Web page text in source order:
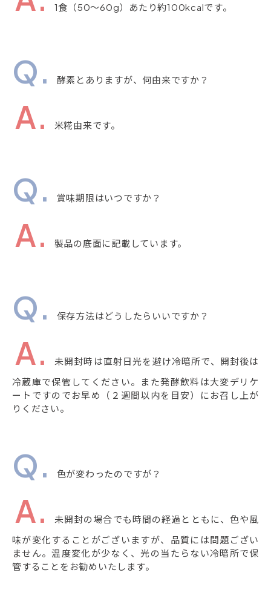
1食（50～60g）あたり約100kcalです。
酵素とありますが、何由来ですか？
米糀由来です。
賞味期限はいつですか？
製品の底面に記載しています。
保存方法はどうしたらいいですか？
未開封時は直射日光を避け冷暗所で、開封後は
冷蔵庫で保管してください。また発酵飲料は大変デリケ
ートですのでお早め（２週間以内を目安）にお召し上が
りください。
色が変わったのですが？
未開封の場合でも時間の経過とともに、色や風
味が変化することがございますが、品質には問題ござい
ません。温度変化が少なく、光の当たらない冷暗所で保
管することをお勧めいたします。